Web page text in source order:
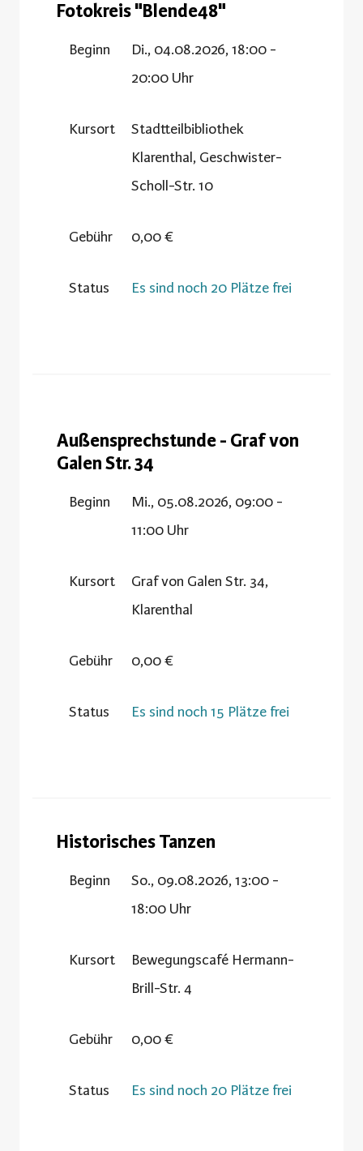
Fotokreis "Blende48"
Beginn
Di., 04.08.2026, 18:00 -
20:00 Uhr
Kursort
Stadtteilbibliothek
Klarenthal, Geschwister-
Scholl-Str. 10
Gebühr 0,00 €
Status Es sind noch 20 Plätze frei
Außensprechstunde - Graf von
Galen Str. 34
Beginn
Mi., 05.08.2026, 09:00 -
11:00 Uhr
Kursort
Graf von Galen Str. 34,
Klarenthal
Gebühr 0,00 €
Status Es sind noch 15 Plätze frei
Historisches Tanzen
Beginn
So., 09.08.2026, 13:00 -
18:00 Uhr
Kursort
Bewegungscafé Hermann-
Brill-Str. 4
Gebühr 0,00 €
Status Es sind noch 20 Plätze frei